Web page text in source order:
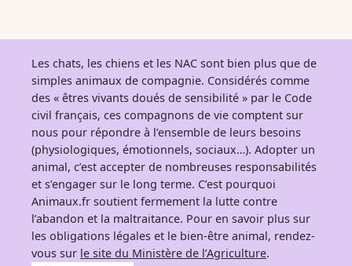
Les chats, les chiens et les NAC sont bien plus que de
simples animaux de compagnie. Considérés comme
des « êtres vivants doués de sensibilité » par le Code
civil français, ces compagnons de vie comptent sur
nous pour répondre à l’ensemble de leurs besoins
(physiologiques, émotionnels, sociaux…). Adopter un
animal, c’est accepter de nombreuses responsabilités
et s’engager sur le long terme. C’est pourquoi
Animaux.fr soutient fermement la lutte contre
l’abandon et la maltraitance. Pour en savoir plus sur
les obligations légales et le bien-être animal, rendez-
vous sur le site du Ministère de l’Agriculture.